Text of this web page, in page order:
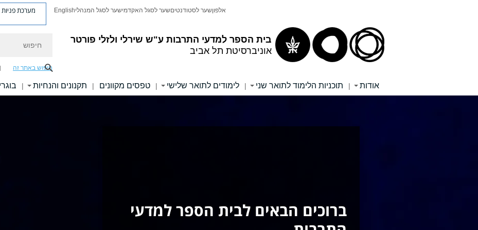
בית הספר למדעי התרבות ע"ש שירלי ולזלי פורטר
אוניברסיטת תל אביב
אלפוןשער לסטודנטיםשער לסגל האקדמישער לסגל המנהליEnglish מערכת פניות
חיפוש באתר זה
אודות | תוכניות הלימוד לתואר שני | לימודים לתואר שלישי | טפסים מקוונים | תקנונים והנחיות |
ברוכים הבאים לבית הספר למדעי